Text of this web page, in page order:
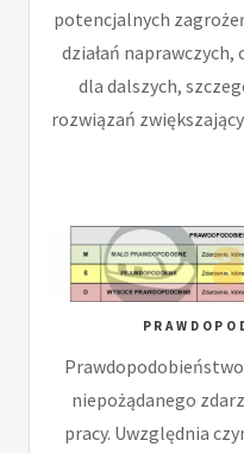
potencjalnych
działań
dla dalszych,
rozwiązań
niepożądanego
pracy. Uwzględnia